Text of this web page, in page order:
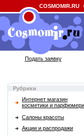
Field 'news_title' doesn't have a
Рубрики
Интернет магазин
косметики и
Салоны красоты
Акции и распродажи
COSMOMIR.RU
Подать заявку